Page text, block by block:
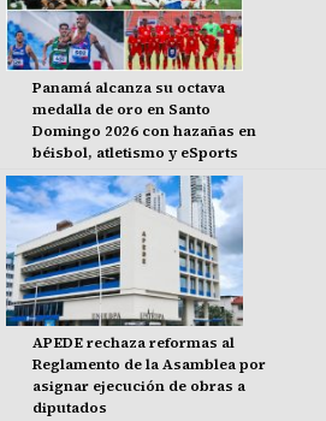
Panamá alcanza su octava
medalla de oro en Santo
Domingo 2026 con hazañas en
béisbol, atletismo y eSports
APEDE rechaza reformas al
Reglamento de la Asamblea por
asignar ejecución de obras a
diputados